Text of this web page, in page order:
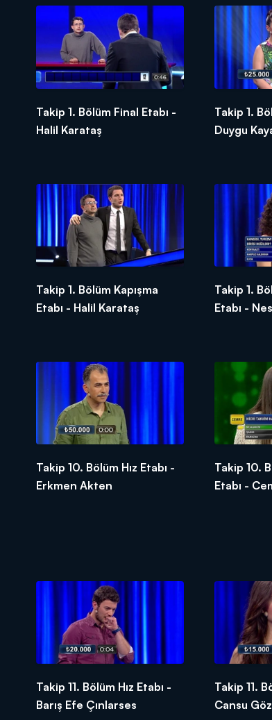
Takip 1. Bölüm Final Etabı -
Halil Karataş
Takip 1.
Duygu
Takip 1. Bölüm Kapışma
Etabı - Halil Karataş
Takip 1.
Etabı -
Takip 10. Bölüm Hız Etabı -
Erkmen Akten
Takip 10.
Etabı -
Takip 11. Bölüm Hız Etabı -
Barış Efe Çınlarses
Takip 11.
Cansu